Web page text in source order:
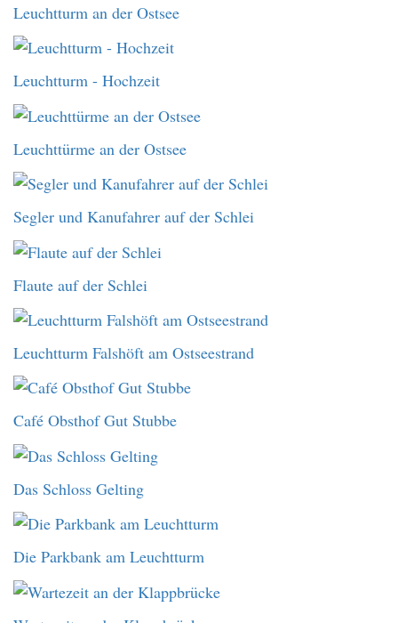
Leuchtturm an der Ostsee
Leuchtturm - Hochzeit
Leuchttürme an der Ostsee
Segler und Kanufahrer auf der Schlei
Flaute auf der Schlei
Leuchtturm Falshöft am Ostseestrand
Café Obsthof Gut Stubbe
Das Schloss Gelting
Die Parkbank am Leuchtturm